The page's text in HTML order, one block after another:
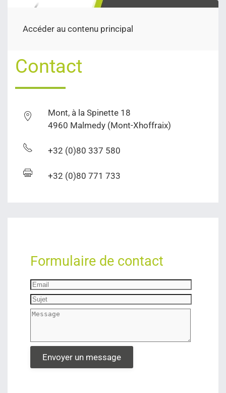
Accéder au contenu principal
Contact
Mont, à la Spinette 18
4960 Malmedy (Mont-Xhoffraix)
+32 (0)80 337 580
+32 (0)80 771 733
Formulaire de contact